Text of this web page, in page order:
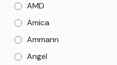
AMD
Amica
Ammann
Angel